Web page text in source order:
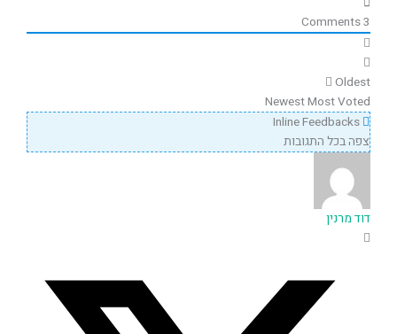
3
Oldest
NewestMost Voted
צפה בכל התגובות
דוד מרנין